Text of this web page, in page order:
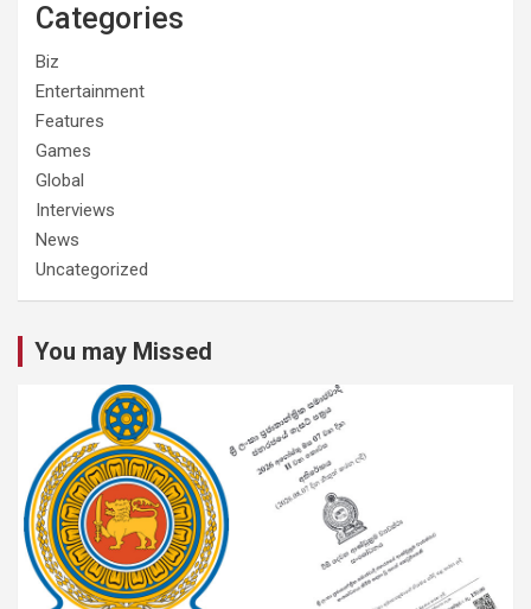
Categories
Biz
Entertainment
Features
Games
Global
Interviews
News
Uncategorized
You may Missed